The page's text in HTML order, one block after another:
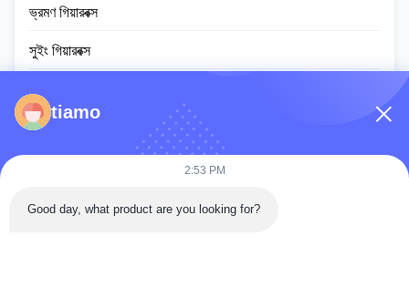
ভ্রমণ গিয়ারবক্স
সুইং গিয়ারবক্স
ইসিইউ নিয়ামক
হাইড্রোলিক সিলিন্ডার অ্যাসি
tiamo
2:53 PM
Good day, what product are you looking for?